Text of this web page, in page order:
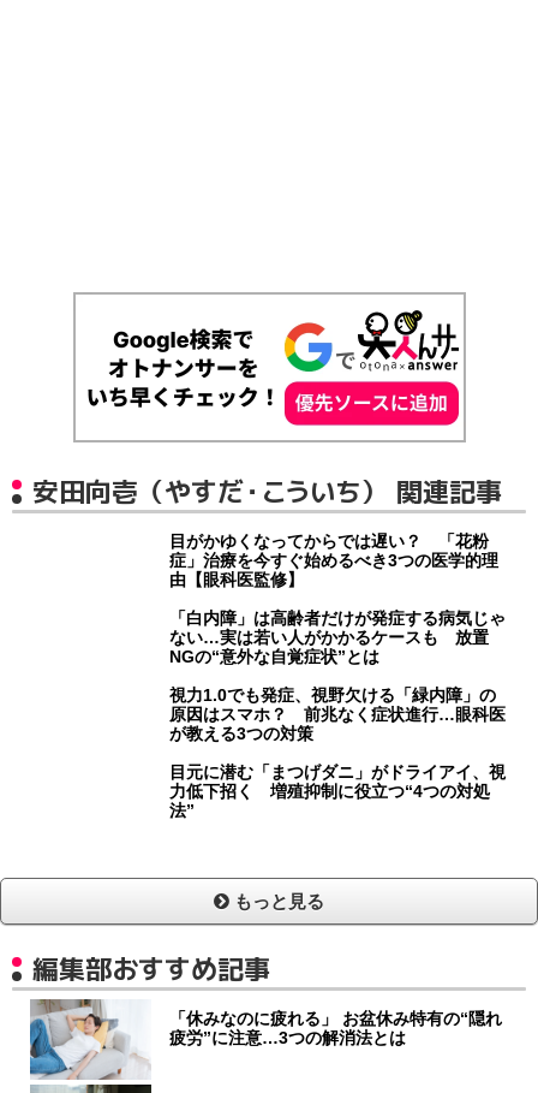
安田向壱（やすだ・こういち） 関連記事
目がかゆくなってからでは遅い？ 「花粉
症」治療を今すぐ始めるべき3つの医学的理
由【眼科医監修】
「白内障」は高齢者だけが発症する病気じゃ
ない…実は若い人がかかるケースも 放置
NGの“意外な自覚症状”とは
視力1.0でも発症、視野欠ける「緑内障」の
原因はスマホ？ 前兆なく症状進行…眼科医
が教える3つの対策
目元に潜む「まつげダニ」がドライアイ、視
力低下招く 増殖抑制に役立つ“4つの対処
法”
もっと見る
編集部おすすめ記事
「休みなのに疲れる」 お盆休み特有の“隠れ
疲労”に注意…3つの解消法とは